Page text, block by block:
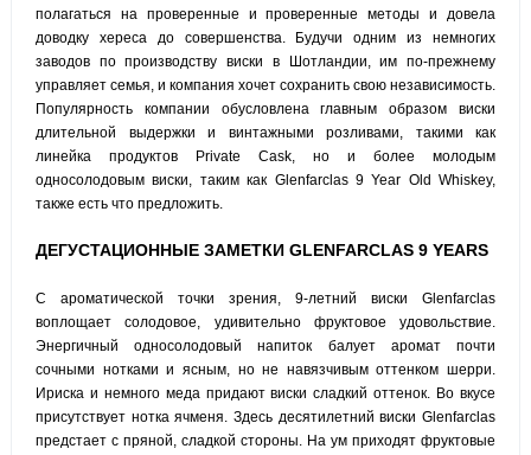
полагаться на проверенные и проверенные методы и довела
доводку хереса до совершенства.
Будучи одним из немногих
заводов по производству виски в Шотландии, им по-прежнему
управляет семья, и компания хочет сохранить свою независимость.
Популярность компании обусловлена ​​главным образом виски
длительной выдержки и винтажными розливами, такими как
линейка продуктов Private Cask, но и более молодым
односолодовым виски, таким как Glenfarclas 9 Year Old Whiskey,
также есть что предложить.
ДЕГУСТАЦИОННЫЕ ЗАМЕТКИ GLENFARCLAS 9 YEARS
С ароматической точки зрения, 9-летний виски Glenfarclas
воплощает солодовое, удивительно фруктовое удовольствие.
Энергичный односолодовый напиток балует аромат почти
сочными нотками и ясным, но не навязчивым оттенком шерри.
Ириска и немного меда придают виски сладкий оттенок. Во вкусе
присутствует нотка ячменя. Здесь десятилетний виски Glenfarclas
предстает с пряной, сладкой стороны. На ум приходят фруктовые